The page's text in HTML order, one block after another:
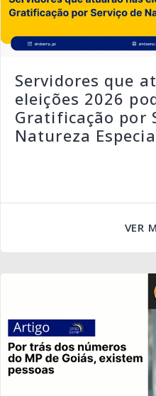
Servidores que
eleições 2026
Gratificação por
Natureza
VER